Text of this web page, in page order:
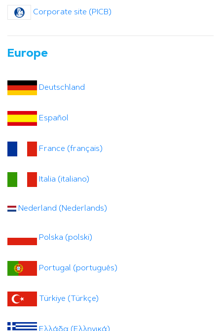
Corporate site (PICB)
Europe
Deutschland
Español
France (français)
Italia (italiano)
Nederland (Nederlands)
Polska (polski)
Portugal (português)
Türkiye (Türkçe)